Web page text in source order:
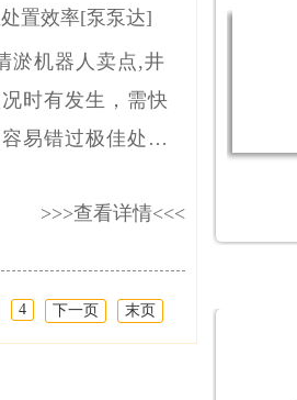
置效率[泵泵达]
淤机器人卖点,井
时有发生，需快
易错过极佳处置
机器人具体有什
>>>查看详情<<<
4 下一页 末页